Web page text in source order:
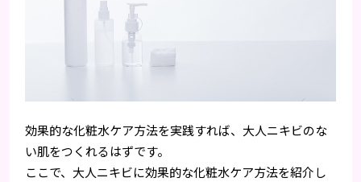
効果的な化粧水ケア方法を実践すれば、大人ニキビのな
い肌をつくれるはずです。
ここで、大人ニキビに効果的な化粧水ケア方法を紹介し